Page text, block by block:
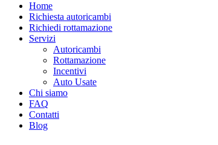
Home
Richiesta autoricambi
Richiedi rottamazione
Servizi
Autoricambi
Rottamazione
Incentivi
Auto Usate
Chi siamo
FAQ
Contatti
Blog